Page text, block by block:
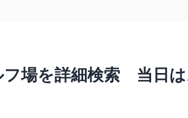
フ場を詳細検索 当日